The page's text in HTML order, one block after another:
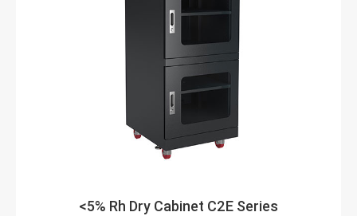
<5% Rh Dry Cabinet C2E Series